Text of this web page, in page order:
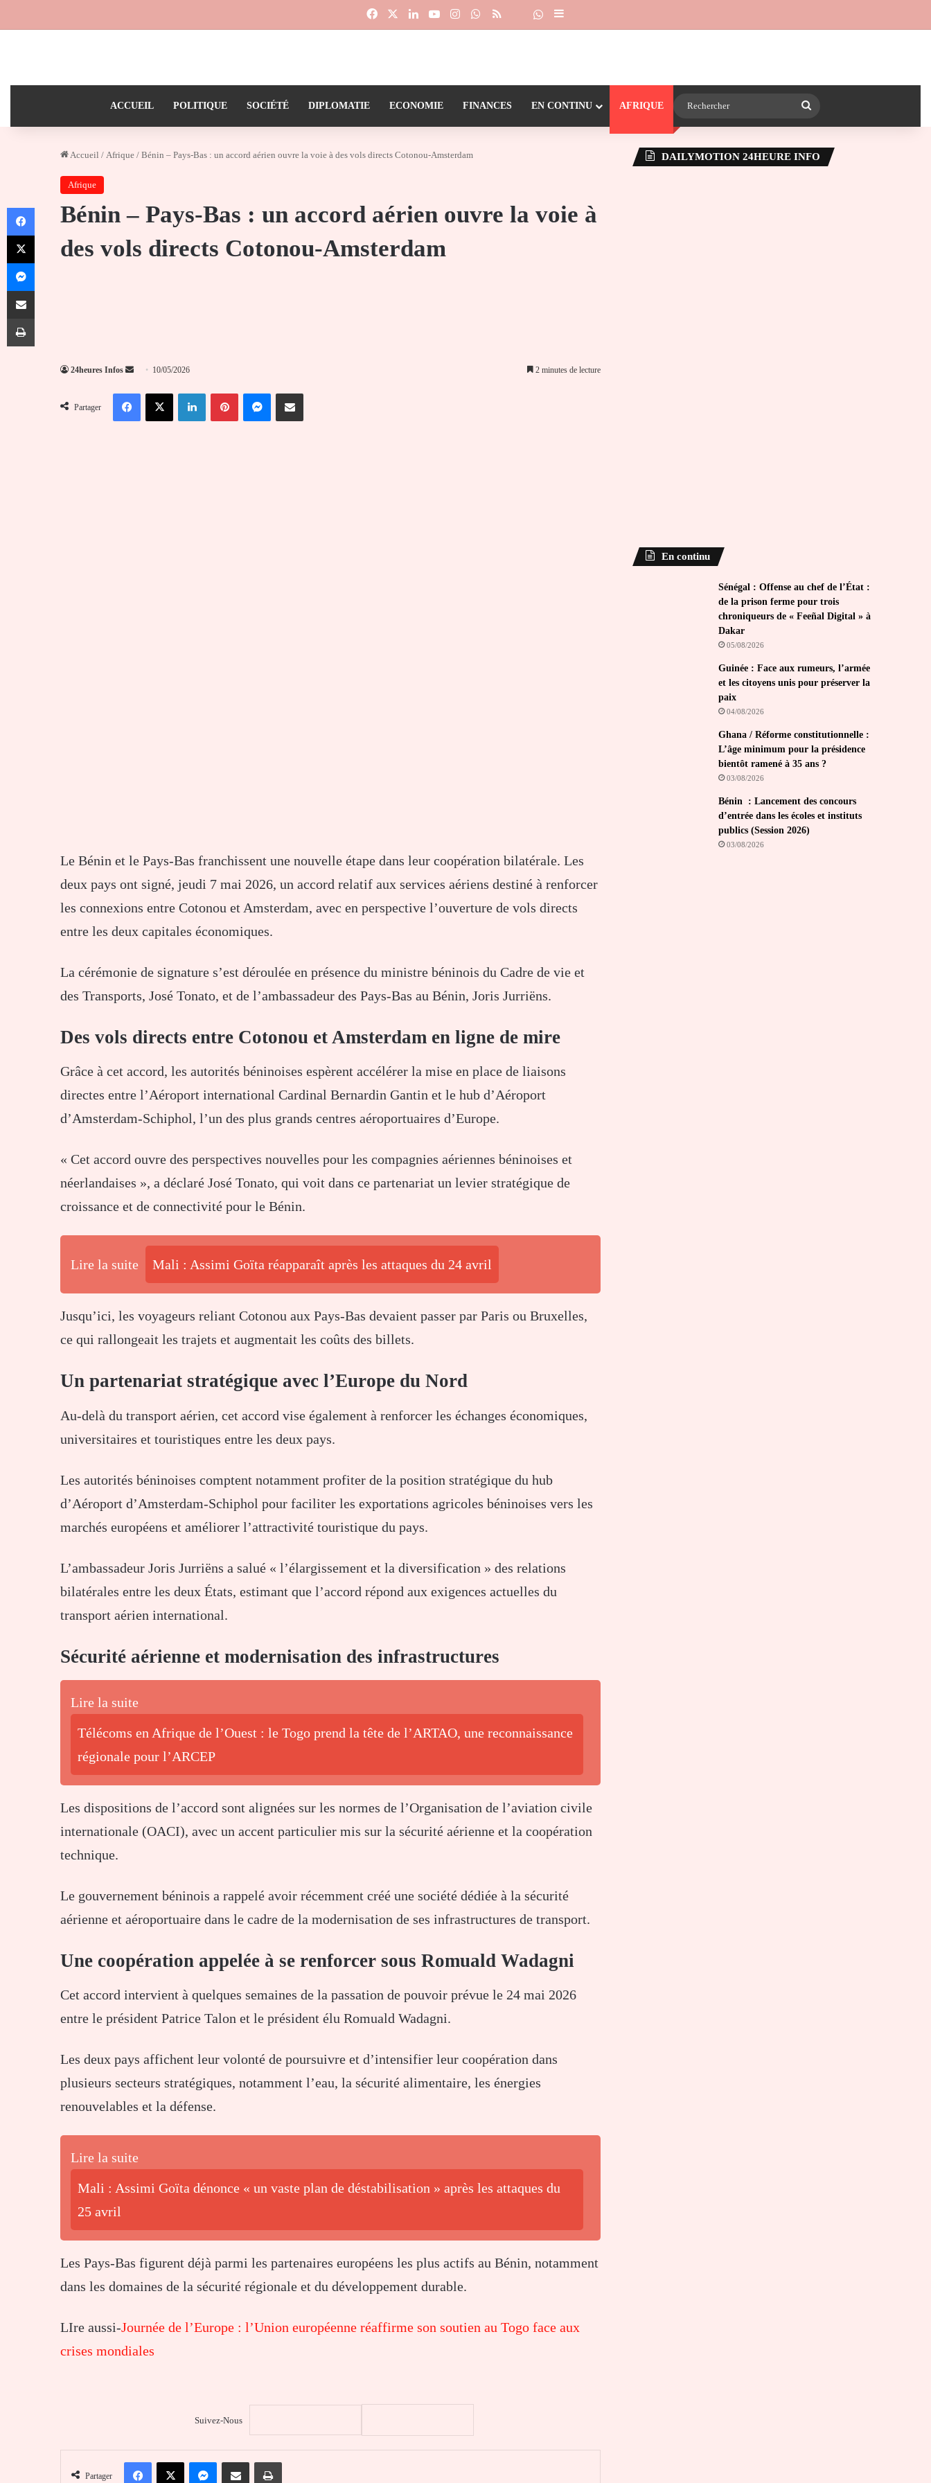
FacebookLinkedinYouTubeInstagramWhatsApp
RSS Dailymotion
Suivre la chaîne 24heureinfo sur WhatsApp
Sidebar (barre latérale)
ACCUEIL POLITIQUE SOCIÉTÉ DIPLOMATIE ECONOMIE FINANCES EN CONTINU AFRIQUE
Accueil / Afrique / Bénin – Pays-Bas : un accord aérien ouvre la voie à des vols directs Cotonou-Amsterdam
Afrique
Bénin – Pays-Bas : un accord aérien ouvre la voie à
des vols directs Cotonou-Amsterdam
24heures Infos
Envoyer
courriel
10/05/2026 2 minutes de lecture
Partager
FacebookX LinkedinPinterestMessengerPartager par email
Le Bénin et le Pays-Bas franchissent une nouvelle étape dans leur coopération bilatérale. Les
deux pays ont signé, jeudi 7 mai 2026, un accord relatif aux services aériens destiné à renforcer
les connexions entre Cotonou et Amsterdam, avec en perspective l’ouverture de vols directs
entre les deux capitales économiques.
La cérémonie de signature s’est déroulée en présence du ministre béninois du Cadre de vie et
des Transports, José Tonato, et de l’ambassadeur des Pays-Bas au Bénin, Joris Jurriëns.
Des vols directs entre Cotonou et Amsterdam en ligne de mire
Grâce à cet accord, les autorités béninoises espèrent accélérer la mise en place de liaisons
directes entre l’Aéroport international Cardinal Bernardin Gantin et le hub d’Aéroport
d’Amsterdam-Schiphol, l’un des plus grands centres aéroportuaires d’Europe.
« Cet accord ouvre des perspectives nouvelles pour les compagnies aériennes béninoises et
néerlandaises », a déclaré José Tonato, qui voit dans ce partenariat un levier stratégique de
croissance et de connectivité pour le Bénin.
Lire la suite Mali : Assimi Goïta réapparaît après les attaques du 24 avril
Jusqu’ici, les voyageurs reliant Cotonou aux Pays-Bas devaient passer par Paris ou Bruxelles,
ce qui rallongeait les trajets et augmentait les coûts des billets.
Un partenariat stratégique avec l’Europe du Nord
Au-delà du transport aérien, cet accord vise également à renforcer les échanges économiques,
universitaires et touristiques entre les deux pays.
Les autorités béninoises comptent notamment profiter de la position stratégique du hub
d’Aéroport d’Amsterdam-Schiphol pour faciliter les exportations agricoles béninoises vers les
marchés européens et améliorer l’attractivité touristique du pays.
L’ambassadeur Joris Jurriëns a salué « l’élargissement et la diversification » des relations
bilatérales entre les deux États, estimant que l’accord répond aux exigences actuelles du
transport aérien international.
Sécurité aérienne et modernisation des infrastructures
Lire la suite
Télécoms en Afrique de l’Ouest : le Togo prend la tête de l’ARTAO, une reconnaissance
régionale pour l’ARCEP
Les dispositions de l’accord sont alignées sur les normes de l’Organisation de l’aviation civile
internationale (OACI), avec un accent particulier mis sur la sécurité aérienne et la coopération
technique.
Le gouvernement béninois a rappelé avoir récemment créé une société dédiée à la sécurité
aérienne et aéroportuaire dans le cadre de la modernisation de ses infrastructures de transport.
Une coopération appelée à se renforcer sous Romuald Wadagni
Cet accord intervient à quelques semaines de la passation de pouvoir prévue le 24 mai 2026
entre le président Patrice Talon et le président élu Romuald Wadagni.
Les deux pays affichent leur volonté de poursuivre et d’intensifier leur coopération dans
plusieurs secteurs stratégiques, notamment l’eau, la sécurité alimentaire, les énergies
renouvelables et la défense.
Lire la suite
Mali : Assimi Goïta dénonce « un vaste plan de déstabilisation » après les attaques du
25 avril
Les Pays-Bas figurent déjà parmi les partenaires européens les plus actifs au Bénin, notamment
dans les domaines de la sécurité régionale et du développement durable.
LIre aussi-Journée de l’Europe : l’Union européenne réaffirme son soutien au Togo face aux
crises mondiales
Suivez-Nous
Partager
FacebookX MessengerPartager par email Imprimer
DAILYMOTION 24HEURE INFO
En continu
Sénégal : Offense au chef de l’État :
de la prison ferme pour trois
chroniqueurs de « Feeñal Digital » à
Dakar
05/08/2026
Guinée : Face aux rumeurs, l’armée
et les citoyens unis pour préserver la
paix
04/08/2026
Ghana / Réforme constitutionnelle :
L’âge minimum pour la présidence
bientôt ramené à 35 ans ?
03/08/2026
Bénin : Lancement des concours
d’entrée dans les écoles et instituts
publics (Session 2026)
03/08/2026
Facebook
X
Messenger
Partager par email